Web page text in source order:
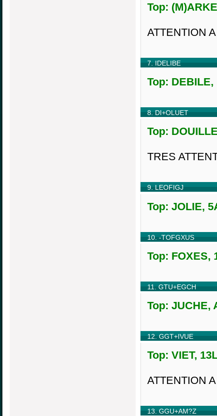
Top:
ATTENTION
7. IDELIBE
Top: DEBILE,
8. DI+OLUET
Top:
TRES
9. LEOFIGJ
Top: JOLIE,
10. -TOFGXUS
Top: FOXES,
11. GTU+EGCH
Top: JUCHE,
12. GGT+IVUE
Top: VIET,
ATTENTION
13. GGU+AM?Z